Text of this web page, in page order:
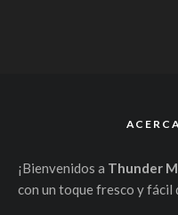
¡Bienvenidos a Thunder
con un toque fresco y fácil